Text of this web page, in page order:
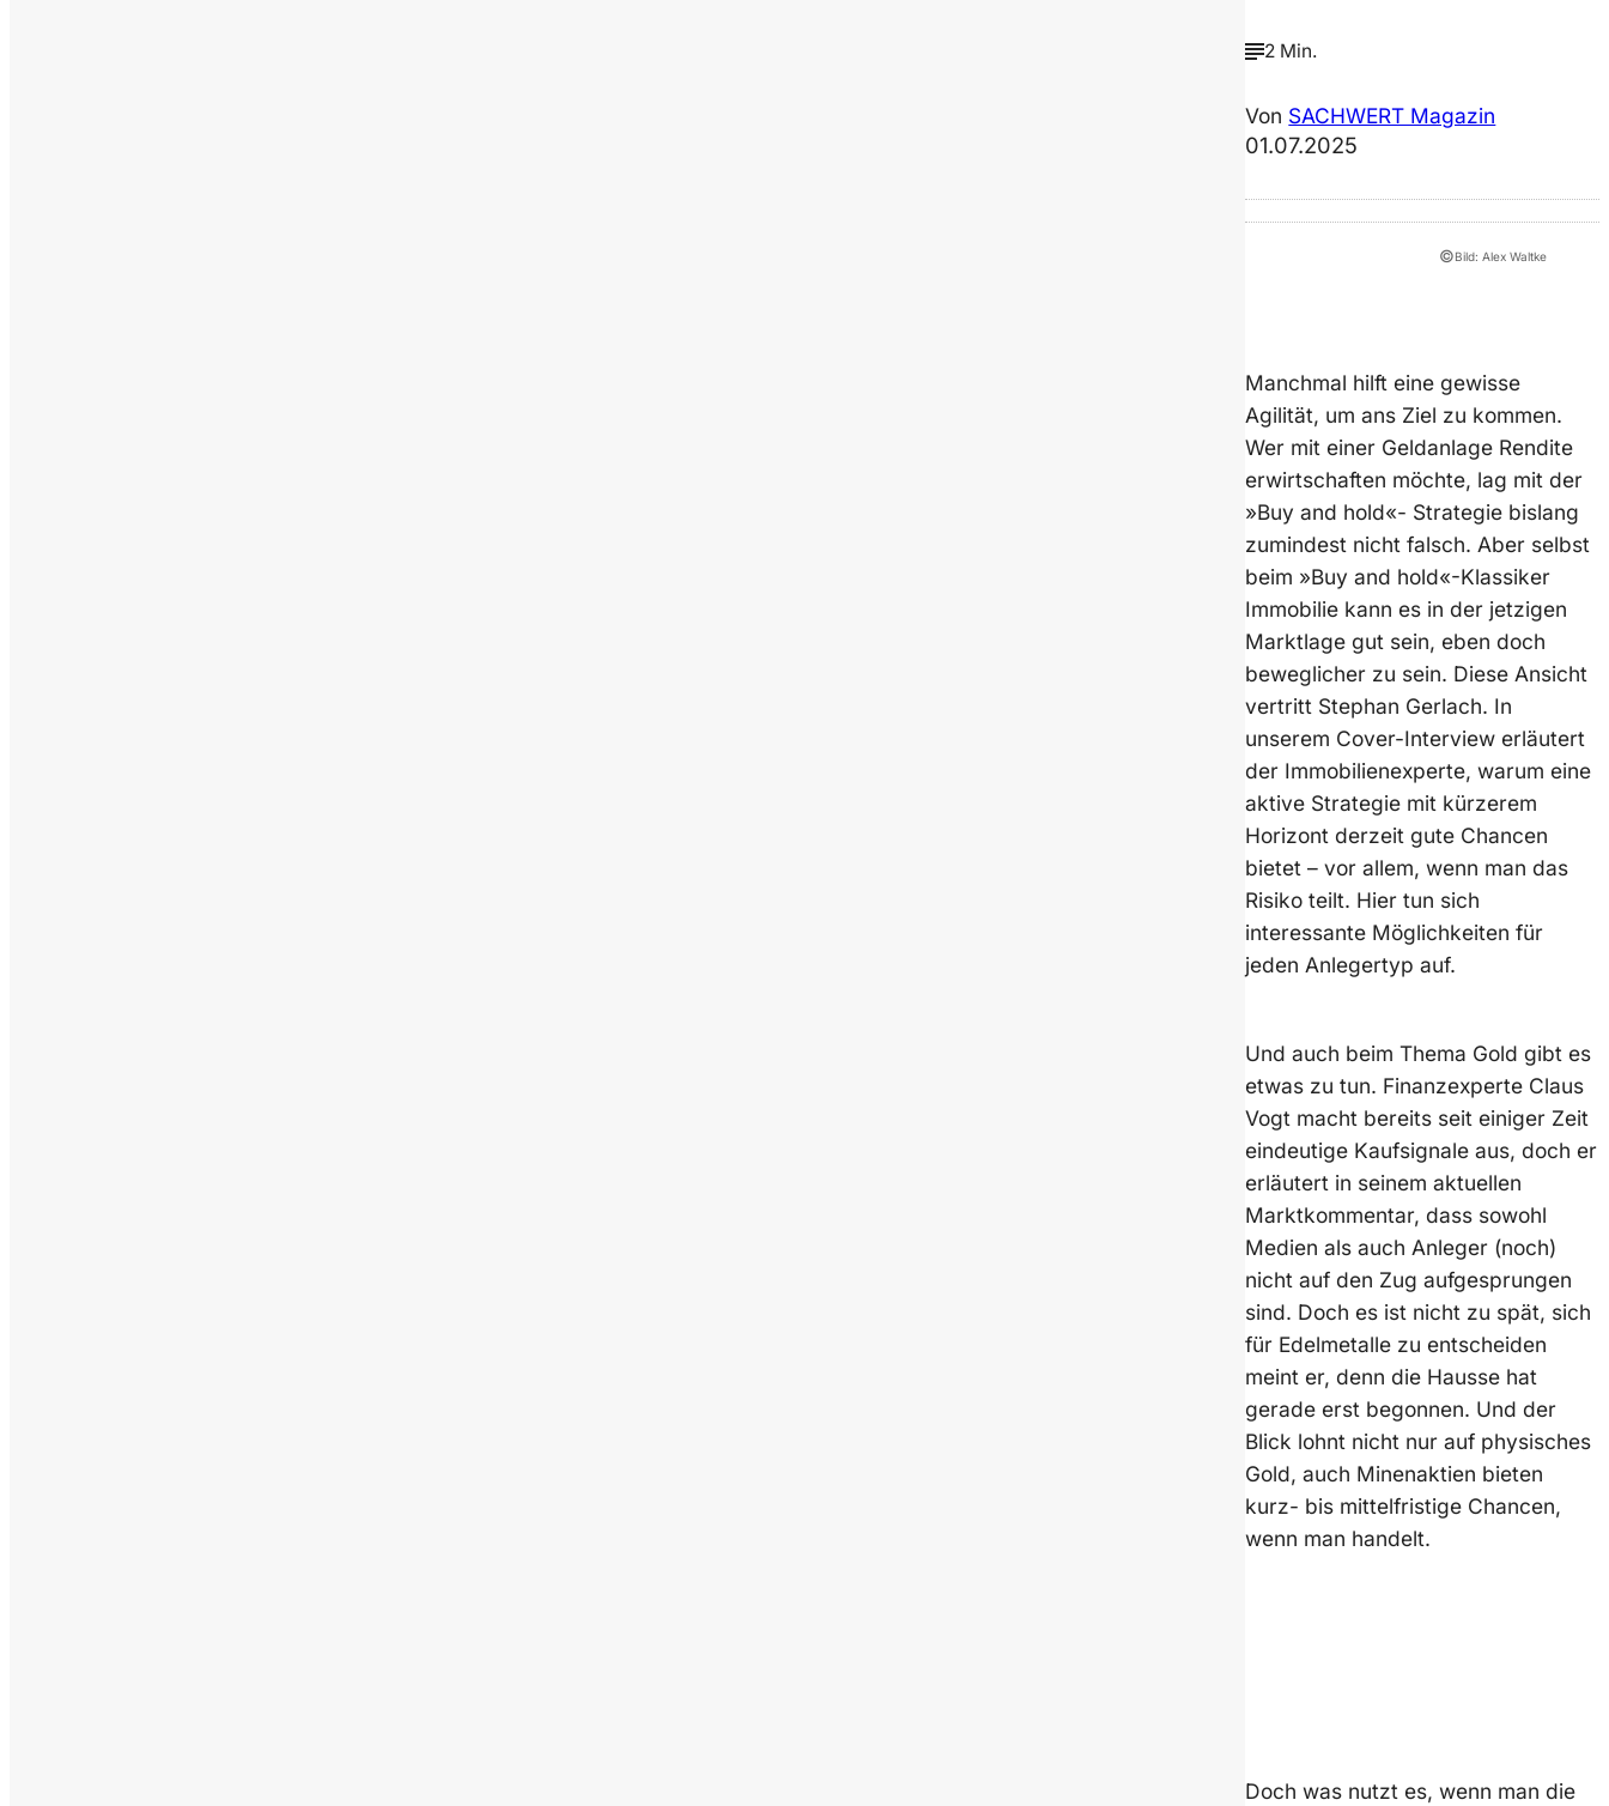
2 Min.
Von SACHWERT Magazin
01.07.2025
©Bild: Alex Waltke
Manchmal hilft eine gewisse
Agilität, um ans Ziel zu kommen.
Wer mit einer Geldanlage Rendite
erwirtschaften möchte, lag mit der
»Buy and hold«- Strategie bislang
zumindest nicht falsch. Aber selbst
beim »Buy and hold«-Klassiker
Immobilie kann es in der jetzigen
Marktlage gut sein, eben doch
beweglicher zu sein. Diese Ansicht
vertritt Stephan Gerlach. In
unserem Cover-Interview erläutert
der Immobilienexperte, warum eine
aktive Strategie mit kürzerem
Horizont derzeit gute Chancen
bietet – vor allem, wenn man das
Risiko teilt. Hier tun sich
interessante Möglichkeiten für
jeden Anlegertyp auf.
Und auch beim Thema Gold gibt es
etwas zu tun. Finanzexperte Claus
Vogt macht bereits seit einiger Zeit
eindeutige Kaufsignale aus, doch er
erläutert in seinem aktuellen
Marktkommentar, dass sowohl
Medien als auch Anleger (noch)
nicht auf den Zug aufgesprungen
sind. Doch es ist nicht zu spät, sich
für Edelmetalle zu entscheiden
meint er, denn die Hausse hat
gerade erst begonnen. Und der
Blick lohnt nicht nur auf physisches
Gold, auch Minenaktien bieten
kurz- bis mittelfristige Chancen,
wenn man handelt.
Doch was nutzt es, wenn man die